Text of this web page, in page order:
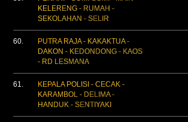
KELERENG - RUMAH -
SEKOLAHAN - SELIR
60.
PUTRA RAJA - KAKAKTUA -
DAKON - KEDONDONG - KAOS
- RD LESMANA
61.
KEPALA POLISI - CECAK -
KARAMBOL - DELIMA -
HANDUK - SENTIYAKI